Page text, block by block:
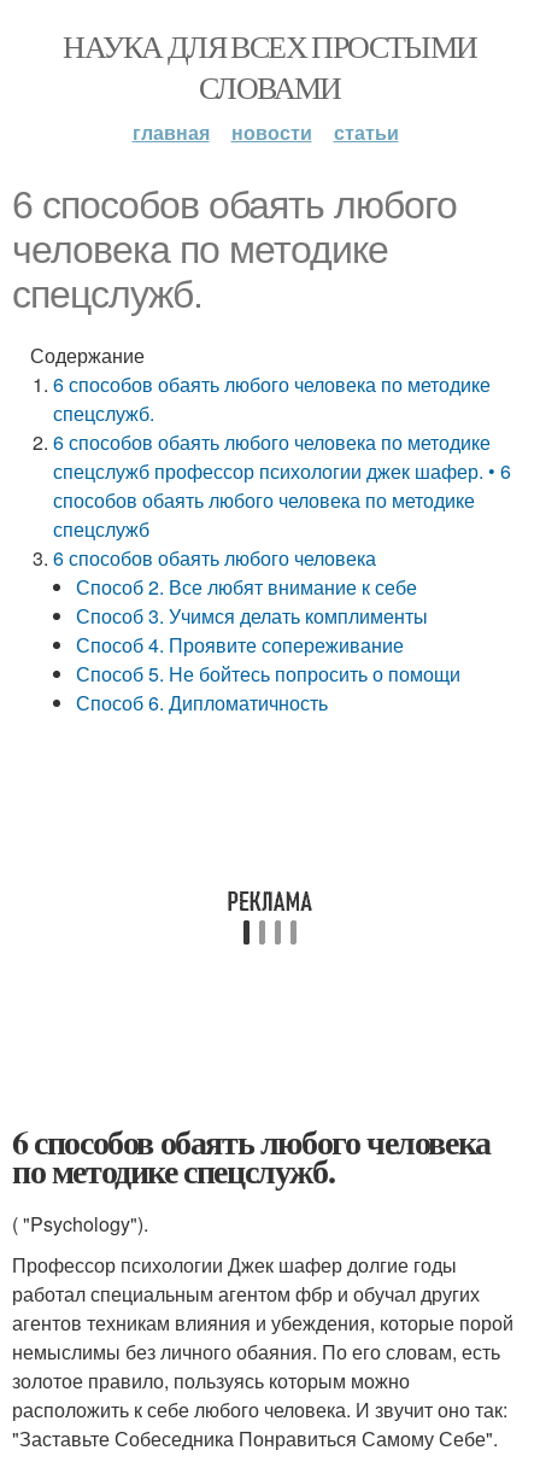
НАУКА ДЛЯ ВСЕХ ПРОСТЫМИ
СЛОВАМИ
главная новости статьи
6 способов обаять любого
человека по методике
спецслужб.
Содержание
6 способов обаять любого человека по методике
спецслужб.
6 способов обаять любого человека по методике
спецслужб профессор психологии джек шафер. • 6
способов обаять любого человека по методике
спецслужб
6 способов обаять любого человека
Способ 2. Все любят внимание к себе
Способ 3. Учимся делать комплименты
Способ 4. Проявите сопереживание
Способ 5. Не бойтесь попросить о помощи
Способ 6. Дипломатичность
6 способов обаять любого человека
по методике спецслужб.
( "Psychology").
Профессор психологии Джек шафер долгие годы
работал специальным агентом фбр и обучал других
агентов техникам влияния и убеждения, которые порой
немыслимы без личного обаяния. По его словам, есть
золотое правило, пользуясь которым можно
расположить к себе любого человека. И звучит оно так:
"Заставьте Собеседника Понравиться Самому Себе".